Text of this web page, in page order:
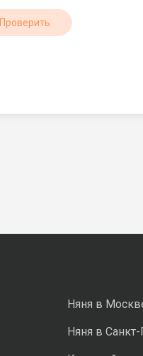
Проверить
Няня в
Няня в Санкт-